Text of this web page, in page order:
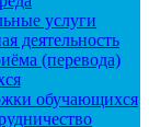
услуги
деятельность
(перевода)
обучающихся